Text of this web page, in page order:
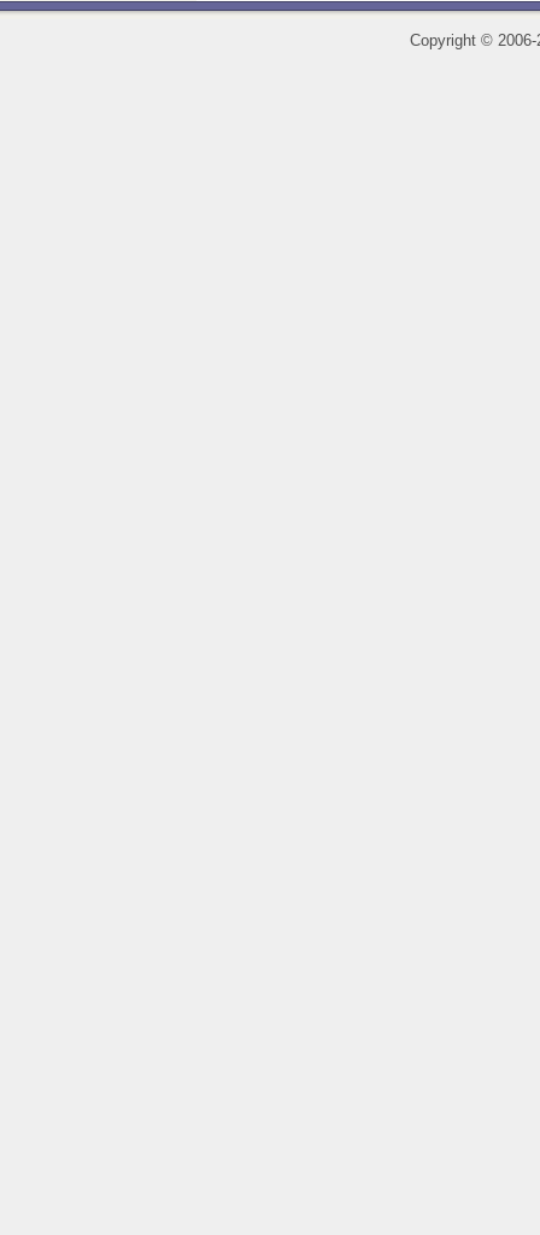
Copyright ©